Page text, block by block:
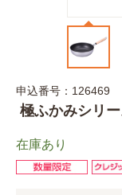
申込番号：126469
極ふかみシリ
在庫あり